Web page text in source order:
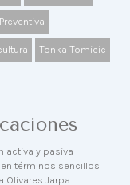
Tonka Tomicic
activa y pasiva
términos sencillos
Olivares Jarpa